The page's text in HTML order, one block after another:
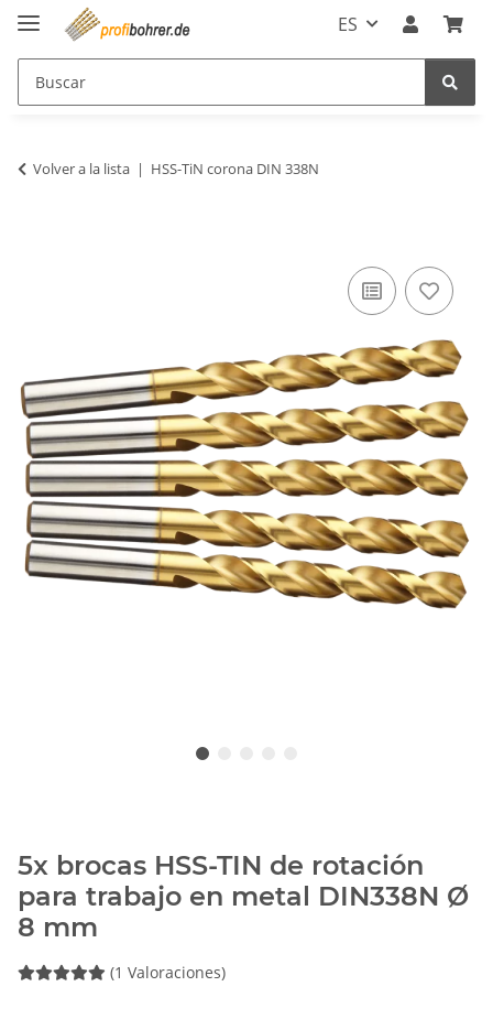
ES
Volver a la lista HSS-TiN corona DIN 338N
5x brocas HSS-TIN de rotación
para trabajo en metal DIN338N Ø
8 mm
(1 Valoraciones)